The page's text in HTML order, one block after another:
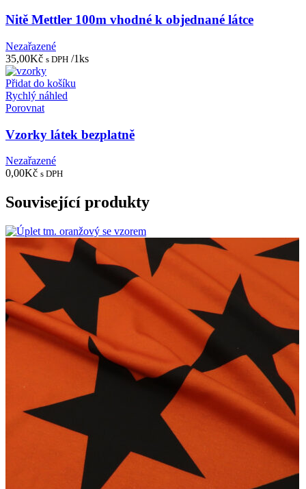
Nitě Mettler 100m vhodné k objednané látce
Nezařazené
35,00Kč s DPH /1ks
Přidat do košíku
Rychlý náhled
Porovnat
Vzorky látek bezplatně
Nezařazené
0,00Kč s DPH
Související produkty